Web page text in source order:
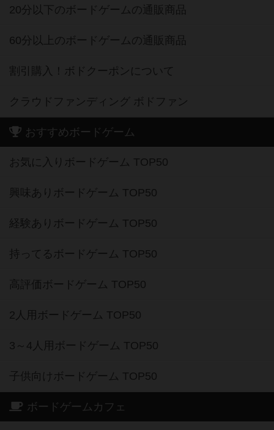
20分以下のボードゲームの通販商品
60分以上のボードゲームの通販商品
割引購入！ボドクーポンについて
クラウドファンディング ボドファン
おすすめボードゲーム
お気に入りボードゲーム TOP50
興味ありボードゲーム TOP50
経験ありボードゲーム TOP50
持ってるボードゲーム TOP50
高評価ボードゲーム TOP50
2人用ボードゲーム TOP50
3～4人用ボードゲーム TOP50
子供向けボードゲーム TOP50
ボードゲームカフェ